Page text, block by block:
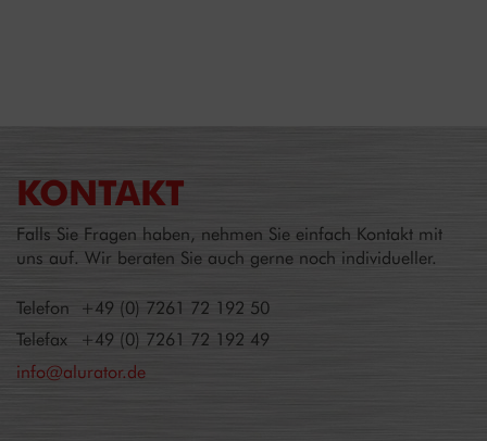
KONTAKT
Falls Sie Fragen haben, nehmen Sie einfach Kontakt mit
uns auf. Wir beraten Sie auch gerne noch individueller.
Telefon
+49 (0) 7261 72 192 50
Telefax
+49 (0) 7261 72 192 49
info@alurator.de